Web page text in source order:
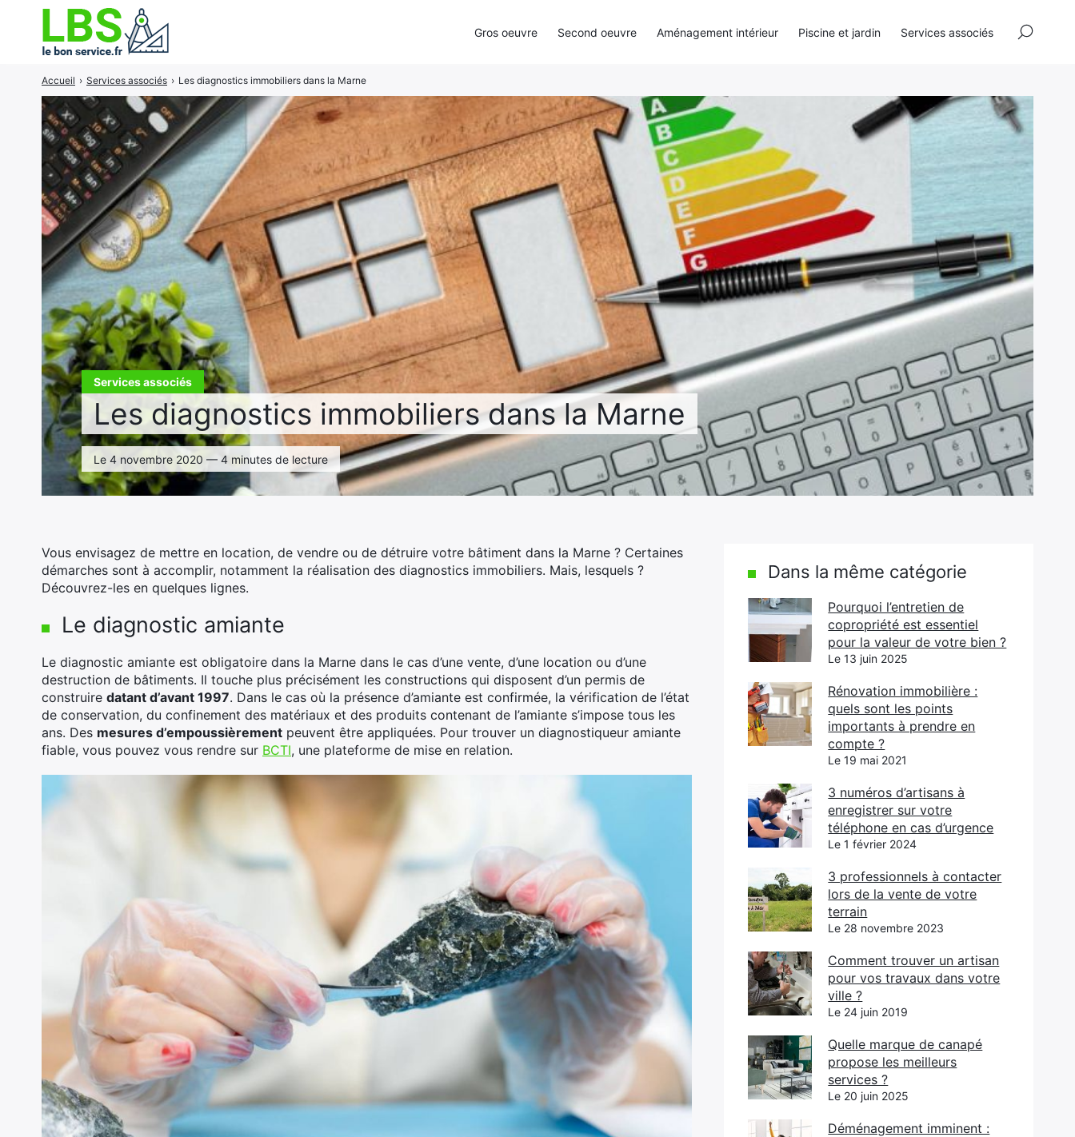
Services associés
Les diagnostics immobiliers dans la Marne
Le 4 novembre 2020 — 4 minutes de lecture
Accueil › Services associés › Les diagnostics immobiliers dans la Marne
Vous envisagez de mettre en location, de vendre ou de détruire votre bâtiment dans la Marne ? Certaines
démarches sont à accomplir, notamment la réalisation des diagnostics immobiliers. Mais, lesquels ?
Découvrez-les en quelques lignes.
Le diagnostic amiante
Le diagnostic amiante est obligatoire dans la Marne dans le cas d’une vente, d’une location ou d’une
destruction de bâtiments. Il touche plus précisément les constructions qui disposent d’un permis de
construire datant d’avant 1997. Dans le cas où la présence d’amiante est confirmée, la vérification de l’état
de conservation, du confinement des matériaux et des produits contenant de l’amiante s’impose tous les
ans. Des mesures d’empoussièrement peuvent être appliquées. Pour trouver un diagnostiqueur amiante
fiable, vous pouvez vous rendre sur BCTI, une plateforme de mise en relation.
Dans la même catégorie
Pourquoi l’entretien de
copropriété est essentiel
pour la valeur de votre bien ?
Le 13 juin 2025
Rénovation immobilière :
quels sont les points
importants à prendre en
compte ?
Le 19 mai 2021
3 numéros d’artisans à
enregistrer sur votre
téléphone en cas d’urgence
Le 1 février 2024
3 professionnels à contacter
lors de la vente de votre
terrain
Le 28 novembre 2023
Comment trouver un artisan
pour vos travaux dans votre
ville ?
Le 24 juin 2019
Quelle marque de canapé
propose les meilleurs
services ?
Le 20 juin 2025
Déménagement imminent :
Gros oeuvre Second oeuvre Aménagement intérieur Piscine et jardin Services associés
Rechercher
: